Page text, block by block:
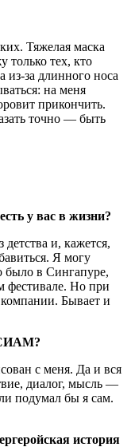
Тяжелая маска
только тех, кто
за длинного носа
на меня
прикончить.
точно — быть
у вас в жизни?
и, кажется,
Я могу
было в Сингапуре,
фестивале. Но при
Бывает и
СИАМ?
с меня. Да и вся
диалог, мысль —
подумал бы я сам.
история